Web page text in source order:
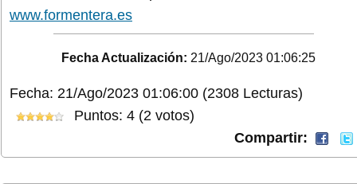
www.formentera.es
Fecha Actualización: 21/Ago/2023 01:06:25
Fecha: 21/Ago/2023 01:06:00 (2308 Lecturas)
Puntos: 4 (2 votos)
Compartir: